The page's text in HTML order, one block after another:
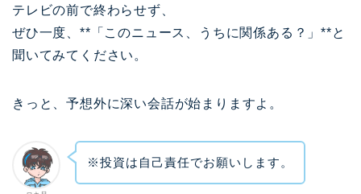
テレビの前で終わらせず、
ぜひ一度、**「このニュース、うちに関係ある？」**と
聞いてみてください。
きっと、予想外に深い会話が始まりますよ。
※投資は自己責任でお願いします。